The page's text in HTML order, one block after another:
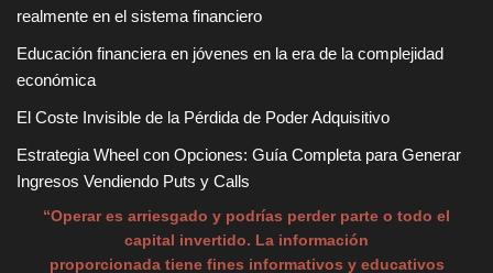
realmente en el sistema financiero
Educación financiera en jóvenes en la era de la complejidad
económica
El Coste Invisible de la Pérdida de Poder Adquisitivo
Estrategia Wheel con Opciones: Guía Completa para Generar
Ingresos Vendiendo Puts y Calls
“Operar es arriesgado y podrías perder parte o todo el
capital invertido. La información
proporcionada tiene fines informativos y educativos